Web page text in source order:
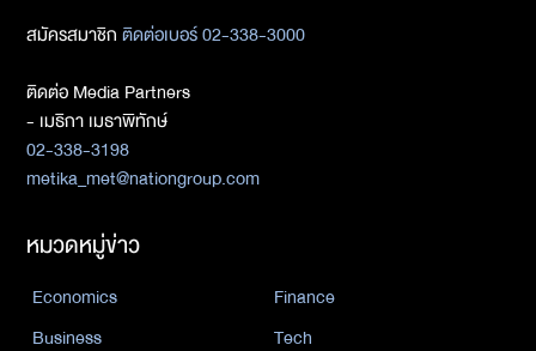
สมัครสมาชิกติดต่อเบอร์ 02-338-3000
ติดต่อ Media Partners
- เมธิกา เมธาพิทักษ์
02-338-3198
metika_met@nationgroup.com
หมวดหมู่ข่าว
Economics
Finance
Business
Tech